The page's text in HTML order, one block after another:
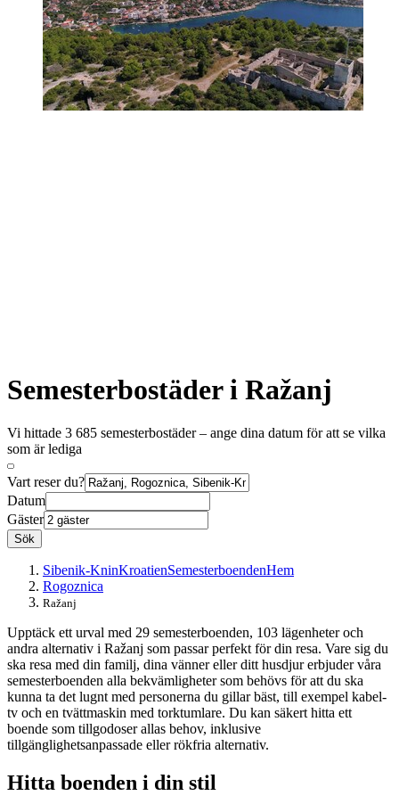
Semesterbostäder i Ražanj
Vi hittade 3 685 semesterbostäder – ange dina datum för att se vilka
som är lediga
Vart reser du?
Datum
Gäster
Sök
Sibenik-KninKroatienSemesterboendenHem
Rogoznica
Ražanj
Upptäck ett urval med 29 semesterboenden, 103 lägenheter och
andra alternativ i Ražanj som passar perfekt för din resa. Vare sig du
ska resa med din familj, dina vänner eller ditt husdjur erbjuder våra
semesterboenden alla bekvämligheter som behövs för att du ska
kunna ta det lugnt med personerna du gillar bäst, till exempel kabel-
tv och en tvättmaskin med torktumlare. Du kan säkert hitta ett
boende som tillgodoser allas behov, inklusive
tillgänglighetsanpassade eller rökfria alternativ.
Hitta boenden i din stil